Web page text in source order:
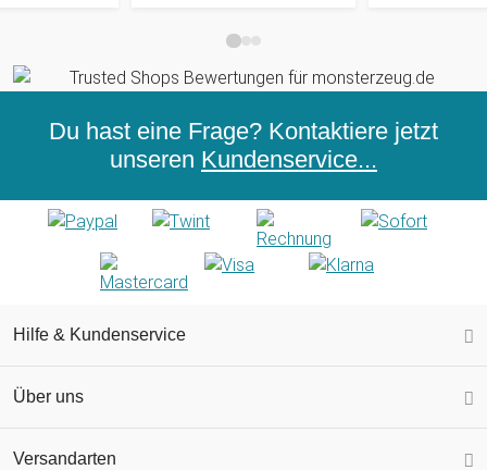
Du hast eine Frage? Kontaktiere jetzt
unseren Kundenservice...
Hilfe & Kundenservice
Über uns
Versandarten